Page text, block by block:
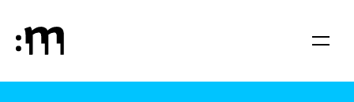
Hochschule für Musik und Tanz Köln Menü